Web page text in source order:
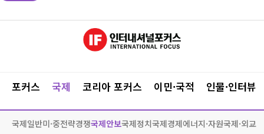
포커스 국제 코리아 포커스 이민·국적 인물·인터뷰
국제일반미·중전략경쟁국제안보국제정치국제경제에너지·자원국제·외교